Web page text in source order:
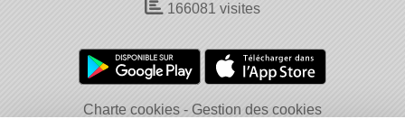
166081 visites
Charte cookies
Gestion des cookies